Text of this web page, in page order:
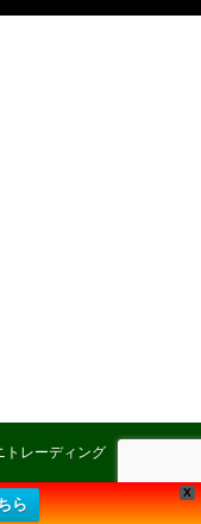
レーディング
X
ら